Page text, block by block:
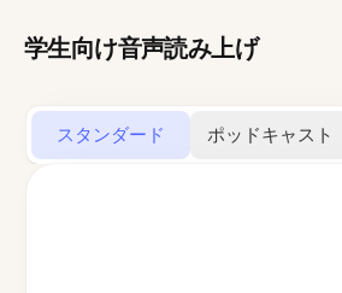
学生向け音声読み上げ
スタンダード ポッドキャスト